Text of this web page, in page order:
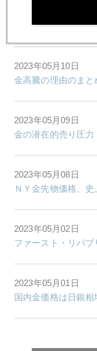
ＣＰＩ４．９％、
2023年05月10日
金高騰の理由のまと
2023年05月09日
金の潜在的売り圧力
2023年05月08日
ＮＹ金先物価格、
2023年05月02日
ファースト・リパ
2023年05月01日
国内金価格は日銀相